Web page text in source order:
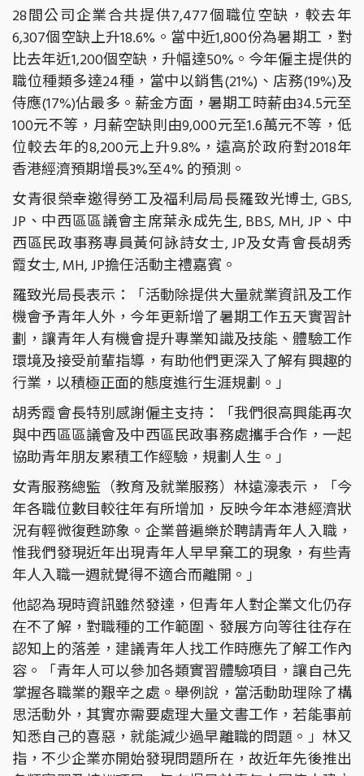
28間公司企業合共提供7,477個職位空缺，較去年
6,307個空缺上升18.6%。當中近1,800份為暑期工，對
比去年近1,200個空缺，升幅達50%。今年僱主提供的
職位種類多達24種，當中以銷售(21%)、店務(19%)及
侍應(17%)佔最多。薪金方面，暑期工時薪由34.5元至
100元不等，月薪空缺則由9,000元至1.6萬元不等，低
位較去年的8,200元上升9.8%，遠高於政府對2018年
香港經濟預期增長3%至4% 的預測。
女青很榮幸邀得勞工及福利局局長羅致光博士, GBS,
JP、中西區區議會主席葉永成先生, BBS, MH, JP、中
西區民政事務專員黃何詠詩女士, JP及女青會長胡秀
霞女士, MH, JP擔任活動主禮嘉賓。
羅致光局長表示：「活動除提供大量就業資訊及工作
機會予青年人外，今年更新增了暑期工作五天實習計
劃，讓青年人有機會提升專業知識及技能、體驗工作
環境及接受前輩指導，有助他們更深入了解有興趣的
行業，以積極正面的態度進行生涯規劃。」
胡秀霞會長特別感謝僱主支持：「我們很高興能再次
與中西區區議會及中西區民政事務處攜手合作，一起
協助青年朋友累積工作經驗，規劃人生。」
女青服務總監（教育及就業服務）林遠濠表示，「今
年各職位數目較往年有所增加，反映今年本港經濟狀
況有輕微復甦跡象。企業普遍樂於聘請青年人入職，
惟我們發現近年出現青年人早早棄工的現象，有些青
年人入職一週就覺得不適合而離開。」
他認為現時資訊雖然發達，但青年人對企業文化仍存
在不了解，對職種的工作範圍、發展方向等往往存在
認知上的落差，建議青年人找工作時應先了解工作內
容。「青年人可以參加各類實習體驗項目，讓自己先
掌握各職業的艱辛之處。舉例說，當活動助理除了構
思活動外，其實亦需要處理大量文書工作，若能事前
知悉自己的喜惡，就能減少過早離職的問題。」林又
指，不少企業亦開始發現問題所在，故近年先後推出